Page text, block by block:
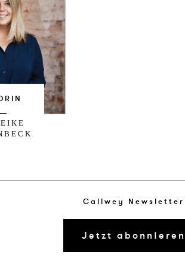
Callwey Newsletter
Jetzt abonnieren